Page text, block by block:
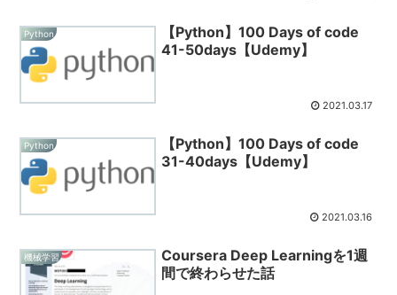
Python
【Python】100 Days of code
41-50days【Udemy】
2021.03.17
Python
【Python】100 Days of code
31-40days【Udemy】
2021.03.16
機械学習
Coursera Deep Learningを1週
間で終わらせた話